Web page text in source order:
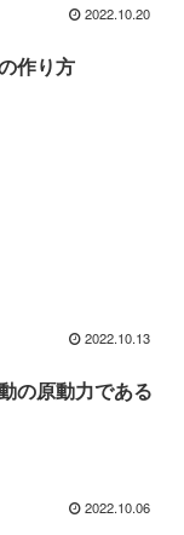
2022.10.20
作り方
2022.10.13
の原動力である
2022.10.06